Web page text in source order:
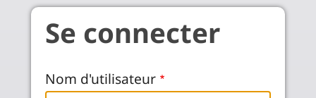
Aller au contenu principal
Se connecter
Nom d'utilisateur